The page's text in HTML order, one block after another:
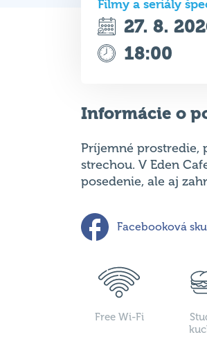
Filmy a seriály
27. 8.
18:00
Informácie o
Príjemné prostredie,
strechou. V Eden
posedenie, ale aj
Facebooková
Free Wi-Fi